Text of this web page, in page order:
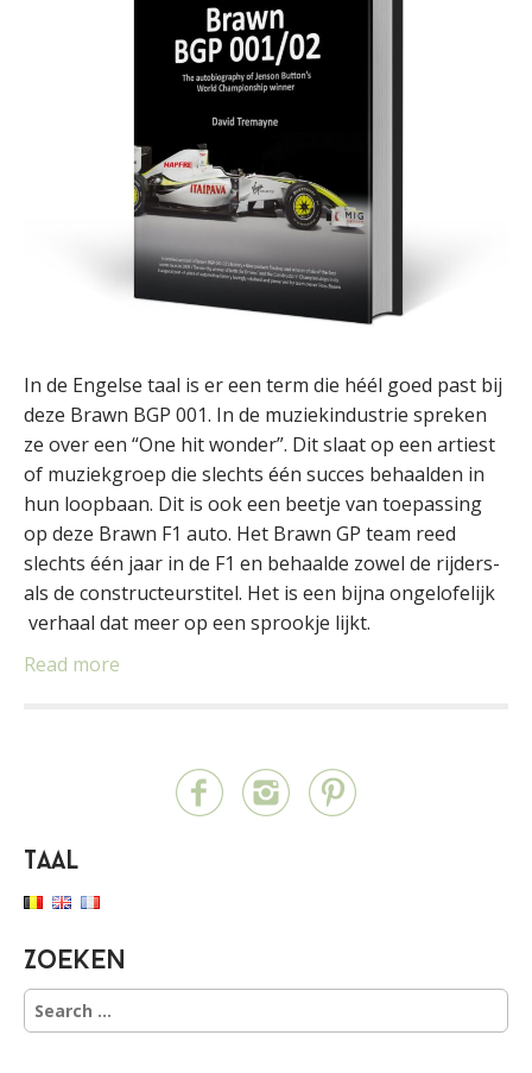
In de Engelse taal is er een term die héél goed past bij
deze Brawn BGP 001. In de muziekindustrie spreken
ze over een “One hit wonder”. Dit slaat op een artiest
of muziekgroep die slechts één succes behaalden in
hun loopbaan. Dit is ook een beetje van toepassing
op deze Brawn F1 auto. Het Brawn GP team reed
slechts één jaar in de F1 en behaalde zowel de rijders-
als de constructeurstitel. Het is een bijna ongelofelijk
verhaal dat meer op een sprookje lijkt.
Read more
Taal
Zoeken
S
e